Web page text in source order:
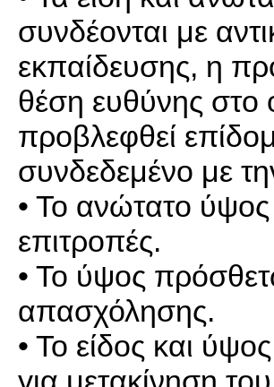
συνδέονται με
εκπαίδευσης, η
θέση ευθύνης στο
προβλεφθεί
συνδεδεμένο με
• Το ανώτατο
επιτροπές.
• Το ύψος
απασχόλησης.
• Το είδος και